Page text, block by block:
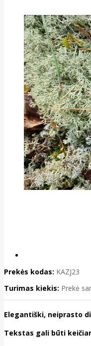
Prekės kodas: KAZJ23
Turimas kiekis: Prekė
Elegantiški, neiprasto
Tekstas gali būti